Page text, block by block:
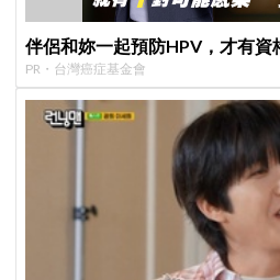
伴侶和妳一起預防HPV，才有資
PR・台灣癌症基金會